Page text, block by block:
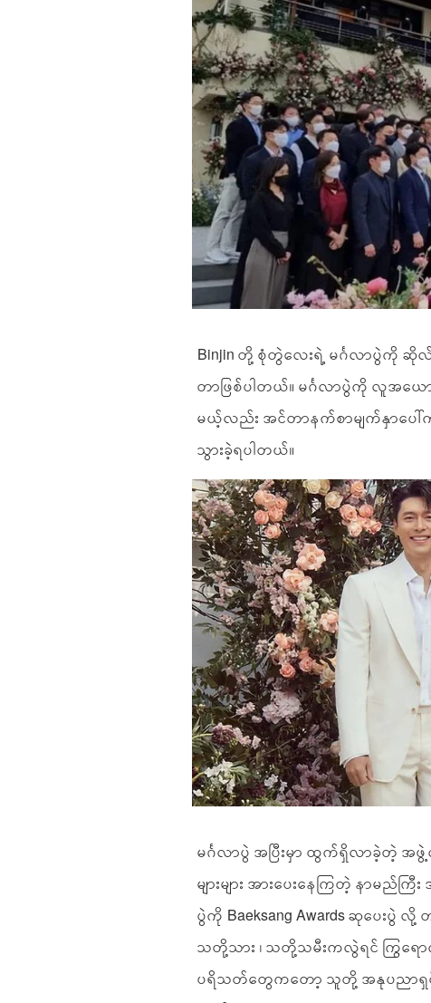
Binjin တို့ စုံတွဲလေးရဲ့ မင်္ဂလာပွဲကို ဆိုလ်း
တာဖြစ်ပါတယ်။ မင်္ဂလာပွဲကို လူအယေ
မယ့်လည်း အင်တာနက်စာမျက်နှာပေါ်
သွားခဲ့ရပါတယ်။
မင်္ဂလာပွဲ အပြီးမှာ ထွက်ရှိလာခဲ့တဲ့
များများ အားပေးနေကြတဲ့ နာမည်
ပွဲကို Baeksang Awards ဆုပေးပွဲ လို့
သတို့သား ၊ သတို့သမီးကလွဲရင် ကြွရ
ပရိသတ်တွေကတော့ သူတို့ အနုပညာရှင်